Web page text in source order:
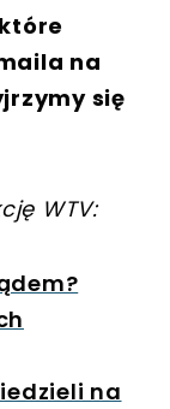
na
się
WTV:
na